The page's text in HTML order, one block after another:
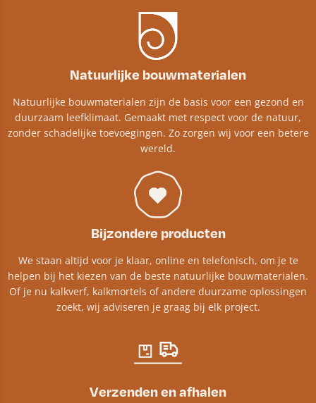
Natuurlijke bouwmaterialen
Natuurlijke bouwmaterialen zijn de basis voor een gezond en
duurzaam leefklimaat. Gemaakt met respect voor de natuur,
zonder schadelijke toevoegingen. Zo zorgen wij voor een betere
wereld.
Bijzondere producten
We staan altijd voor je klaar, online en telefonisch, om je te
helpen bij het kiezen van de beste natuurlijke bouwmaterialen.
Of je nu kalkverf, kalkmortels of andere duurzame oplossingen
zoekt, wij adviseren je graag bij elk project.​
Verzenden en afhalen